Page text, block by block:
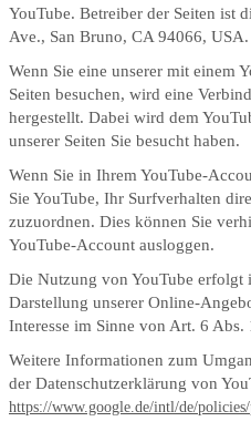
YouTube. Betreiber der Seiten ist
Ave., San Bruno, CA 94066, USA.
Wenn Sie eine unserer mit einem
Seiten besuchen, wird eine
hergestellt. Dabei wird dem
unserer Seiten Sie besucht haben.
Wenn Sie in Ihrem YouTube-
Sie YouTube, Ihr Surfverhalten
zuzuordnen. Dies können Sie
YouTube-Account ausloggen.
Die Nutzung von YouTube erfolgt
Darstellung unserer Online-
Interesse im Sinne von Art. 6
Weitere Informationen zum
der Datenschutzerklärung von
https://www.google.de/intl/de/